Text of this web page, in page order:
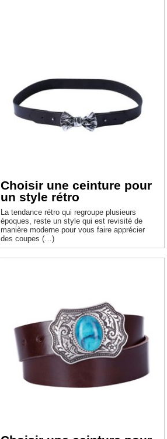
Choisir une ceinture pour
un style rétro
La tendance rétro qui regroupe plusieurs
époques, reste un style qui est revisité de
manière moderne pour vous faire apprécier
des coupes (…)